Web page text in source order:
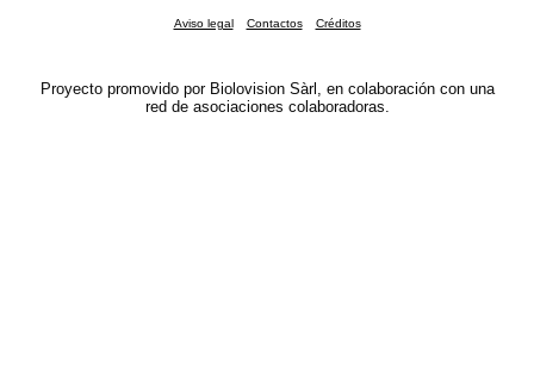
Aviso legal Contactos Créditos
Proyecto promovido por Biolovision Sàrl, en colaboración con una
red de asociaciones colaboradoras.